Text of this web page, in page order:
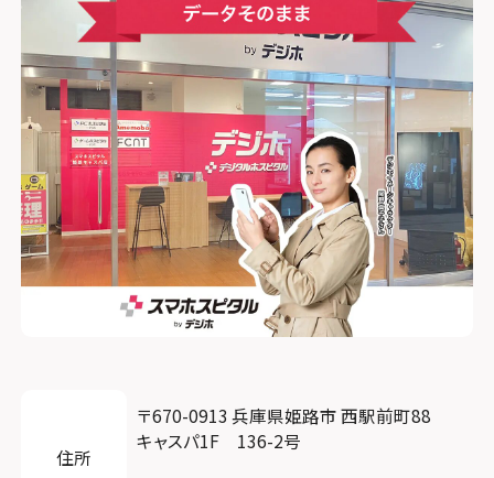
住所
〒670-0913 兵庫県姫路市 西駅前町88
キャスパ1F 136-2号